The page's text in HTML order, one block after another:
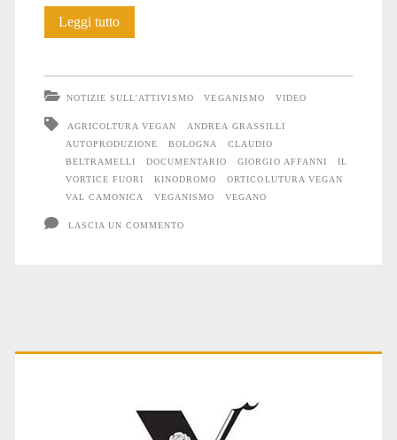
Leggi tuttoIl
Fuori”
a
NOTIZIE SULL'ATTIVISMO VEGANISMO VIDEO
AGRICOLTURA VEGAN
ANDREA GRASSILLI
AUTOPRODUZIONE
BOLOGNA
CLAUDIO
BELTRAMELLI
DOCUMENTARIO GIORGIO AFFANNI
IL
VORTICE FUORI
KINODROMO
ORTICOLUTURA VEGAN
VAL CAMONICA
VEGANISMO VEGANO
LASCIA UN COMMENTO
Primary